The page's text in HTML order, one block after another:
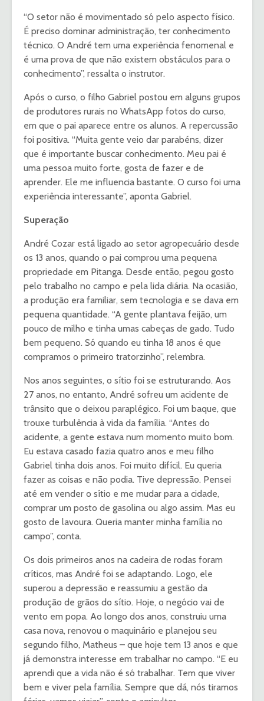
“O setor não é movimentado só pelo aspecto físico.
É preciso dominar administração, ter conhecimento
técnico. O André tem uma experiência fenomenal e
é uma prova de que não existem obstáculos para o
conhecimento”, ressalta o instrutor.
Após o curso, o filho Gabriel postou em alguns grupos
de produtores rurais no WhatsApp fotos do curso,
em que o pai aparece entre os alunos. A repercussão
foi positiva. “Muita gente veio dar parabéns, dizer
que é importante buscar conhecimento. Meu pai é
uma pessoa muito forte, gosta de fazer e de
aprender. Ele me influencia bastante. O curso foi uma
experiência interessante”, aponta Gabriel.
Superação
André Cozar está ligado ao setor agropecuário desde
os 13 anos, quando o pai comprou uma pequena
propriedade em Pitanga. Desde então, pegou gosto
pelo trabalho no campo e pela lida diária. Na ocasião,
a produção era familiar, sem tecnologia e se dava em
pequena quantidade. “A gente plantava feijão, um
pouco de milho e tinha umas cabeças de gado. Tudo
bem pequeno. Só quando eu tinha 18 anos é que
compramos o primeiro tratorzinho”, relembra.
Nos anos seguintes, o sítio foi se estruturando. Aos
27 anos, no entanto, André sofreu um acidente de
trânsito que o deixou paraplégico. Foi um baque, que
trouxe turbulência à vida da família. “Antes do
acidente, a gente estava num momento muito bom.
Eu estava casado fazia quatro anos e meu filho
Gabriel tinha dois anos. Foi muito difícil. Eu queria
fazer as coisas e não podia. Tive depressão. Pensei
até em vender o sítio e me mudar para a cidade,
comprar um posto de gasolina ou algo assim. Mas eu
gosto de lavoura. Queria manter minha família no
campo”, conta.
Os dois primeiros anos na cadeira de rodas foram
críticos, mas André foi se adaptando. Logo, ele
superou a depressão e reassumiu a gestão da
produção de grãos do sítio. Hoje, o negócio vai de
vento em popa. Ao longo dos anos, construiu uma
casa nova, renovou o maquinário e planejou seu
segundo filho, Matheus – que hoje tem 13 anos e que
já demonstra interesse em trabalhar no campo. “E eu
aprendi que a vida não é só trabalhar. Tem que viver
bem e viver pela família. Sempre que dá, nós tiramos